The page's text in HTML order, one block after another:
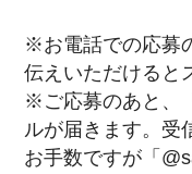
※お電話での応募
伝えいただけると
※ご応募のあと、
ルが届きます。受
お手数ですが「